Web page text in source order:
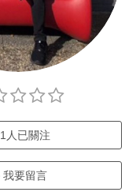
1 人已關注
我要留言